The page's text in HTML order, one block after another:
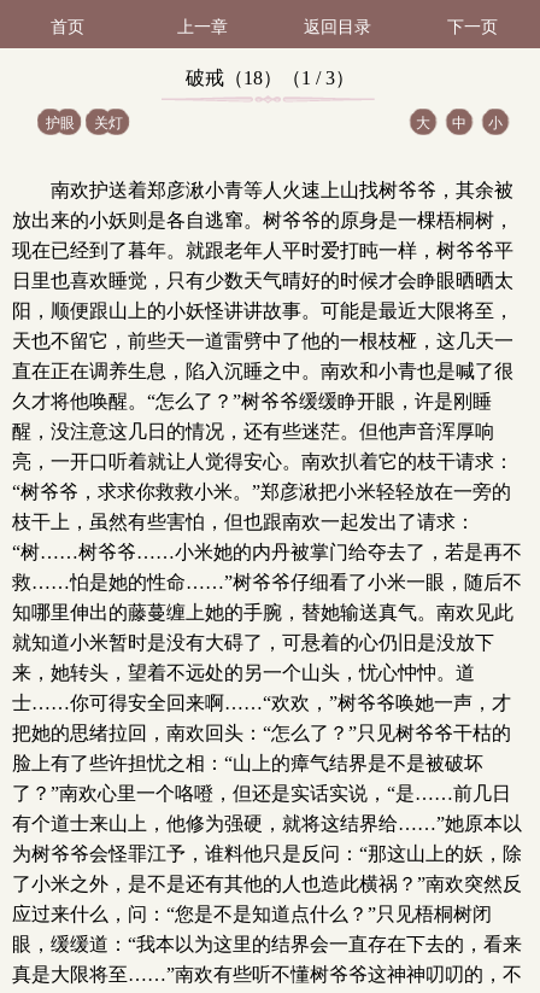
首页 上一章 返回目录 下一页
破戒（18）（1 / 3）
护眼 关灯 大 中 小
南欢护送着郑彦湫小青等人火速上山找树爷爷，其余被
放出来的小妖则是各自逃窜。树爷爷的原身是一棵梧桐树，
现在已经到了暮年。就跟老年人平时爱打盹一样，树爷爷平
日里也喜欢睡觉，只有少数天气晴好的时候才会睁眼晒晒太
阳，顺便跟山上的小妖怪讲讲故事。可能是最近大限将至，
天也不留它，前些天一道雷劈中了他的一根枝桠，这几天一
直在正在调养生息，陷入沉睡之中。南欢和小青也是喊了很
久才将他唤醒。“怎么了？”树爷爷缓缓睁开眼，许是刚睡
醒，没注意这几日的情况，还有些迷茫。但他声音浑厚响
亮，一开口听着就让人觉得安心。南欢扒着它的枝干请求：
“树爷爷，求求你救救小米。”郑彦湫把小米轻轻放在一旁的
枝干上，虽然有些害怕，但也跟南欢一起发出了请求：
“树……树爷爷……小米她的内丹被掌门给夺去了，若是再不
救……怕是她的性命……”树爷爷仔细看了小米一眼，随后不
知哪里伸出的藤蔓缠上她的手腕，替她输送真气。南欢见此
就知道小米暂时是没有大碍了，可悬着的心仍旧是没放下
来，她转头，望着不远处的另一个山头，忧心忡忡。道
士……你可得安全回来啊……“欢欢，”树爷爷唤她一声，才
把她的思绪拉回，南欢回头：“怎么了？”只见树爷爷干枯的
脸上有了些许担忧之相：“山上的瘴气结界是不是被破坏
了？”南欢心里一个咯噔，但还是实话实说，“是……前几日
有个道士来山上，他修为强硬，就将这结界给……”她原本以
为树爷爷会怪罪江予，谁料他只是反问：“那这山上的妖，除
了小米之外，是不是还有其他的人也造此横祸？”南欢突然反
应过来什么，问：“您是不是知道点什么？”只见梧桐树闭
眼，缓缓道：“我本以为这里的结界会一直存在下去的，看来
真是大限将至……”南欢有些听不懂树爷爷这神神叨叨的，不